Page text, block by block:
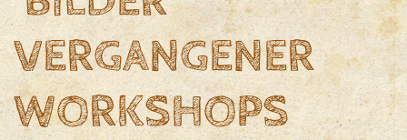
VERGANGENER
WORKSHOPS